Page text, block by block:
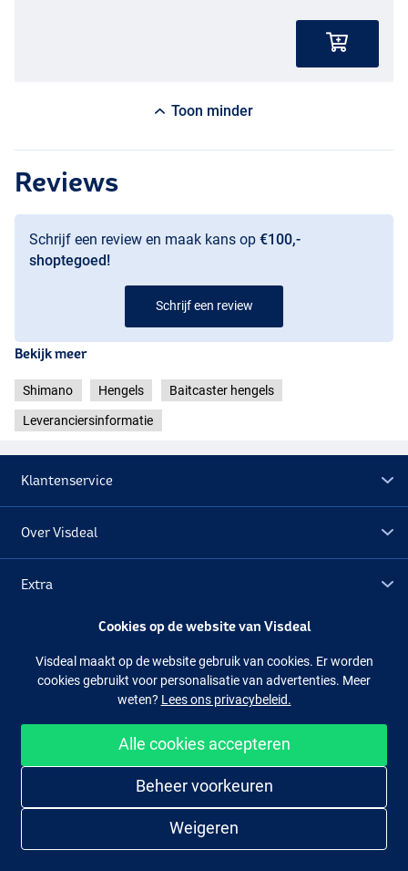
Toon minder
Reviews
Schrijf een review en maak kans op €100,-
shoptegoed!
Schrijf een review
Bekijk meer
Shimano Hengels Baitcaster hengels
Leveranciersinformatie
Klantenservice
Over Visdeal
Extra
Facebook Instagram
Makkelijk en veilig shoppen
Cookies op de website van Visdeal
Visdeal maakt op de website gebruik van cookies. Er worden
cookies gebruikt voor personalisatie van advertenties. Meer
weten? Lees ons privacybeleid.
Alle cookies accepteren
Beheer voorkeuren
Weigeren